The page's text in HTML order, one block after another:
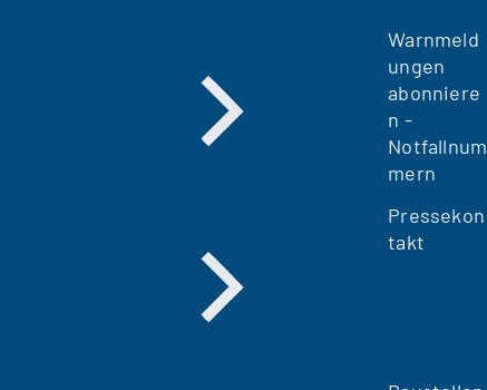
Warnmeld
ungen
abonniere
n -
Notfallnum
mern
Pressekon
takt